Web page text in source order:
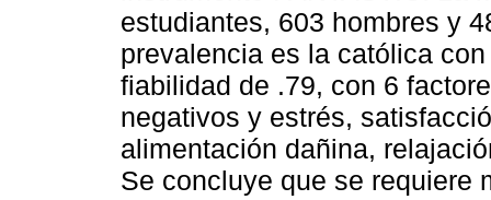
estudiantes, 603 hombres y
prevalencia es la católica
fiabilidad de .79, con 6
negativos y estrés,
alimentación dañina,
Se concluye que se requiere